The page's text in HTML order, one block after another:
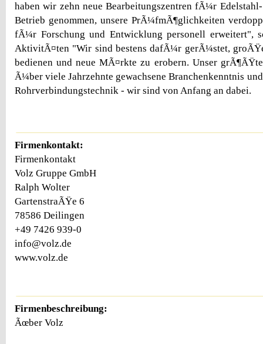
haben wir zehn neue Bearbeitungszentren fÃ¼r
Betrieb genommen, unsere PrÃ¼fmÃ¶glichkeiten
fÃ¼r Forschung und Entwicklung personell erweitert",
AktivitÃ¤ten "Wir sind bestens dafÃ¼r gerÃ¼stet,
bedienen und neue MÃ¤rkte zu erobern. Unser
Ã¼ber viele Jahrzehnte gewachsene Branchenkenntnis
Rohrverbindungstechnik - wir sind von Anfang an dabei.
Firmenkontakt:
Firmenkontakt
Volz Gruppe GmbH
Ralph Wolter
GartenstraÃŸe 6
78586 Deilingen
+49 7426 939-0
info@volz.de
www.volz.de
Firmenbeschreibung:
Ãœber Volz